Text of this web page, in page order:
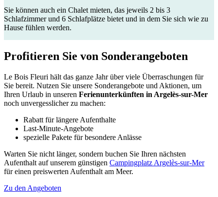
Sie können auch ein Chalet mieten, das jeweils 2 bis 3
Schlafzimmer und 6 Schlafplätze bietet und in dem Sie sich wie zu
Hause fühlen werden.
Profitieren Sie von Sonderangeboten
Le Bois Fleuri hält das ganze Jahr über viele Überraschungen für
Sie bereit. Nutzen Sie unsere Sonderangebote und Aktionen, um
Ihren Urlaub in unseren Ferienunterkünften in Argelès-sur-Mer
noch unvergesslicher zu machen:
Rabatt für längere Aufenthalte
Last-Minute-Angebote
spezielle Pakete für besondere Anlässe
Warten Sie nicht länger, sondern buchen Sie Ihren nächsten
Aufenthalt auf unserem günstigen Campingplatz Argelès-sur-Mer
für einen preiswerten Aufenthalt am Meer.
Zu den Angeboten